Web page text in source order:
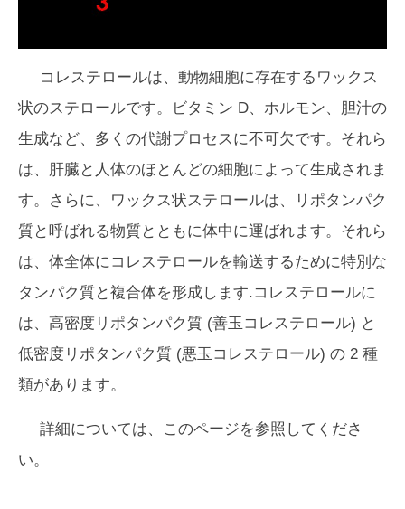
コレステロールは、動物細胞に存在するワックス
状のステロールです。ビタミン D、ホルモン、胆汁の
生成など、多くの代謝プロセスに不可欠です。それら
は、肝臓と人体のほとんどの細胞によって生成されま
す。さらに、ワックス状ステロールは、リポタンパク
質と呼ばれる物質とともに体中に運ばれます。それら
は、体全体にコレステロールを輸送するために特別な
タンパク質と複合体を形成します.コレステロールに
は、高密度リポタンパク質 (善玉コレステロール) と
低密度リポタンパク質 (悪玉コレステロール) の 2 種
類があります。
詳細については、このページを参照してくださ
い。